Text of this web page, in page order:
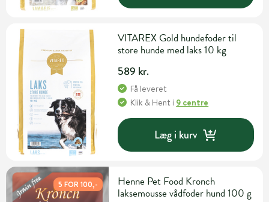
VITAREX Gold hundefoder til
store hunde med laks 10 kg
589 kr.
Få leveret
Klik & Hent i 9 centre
Læg i kurv
5 FOR 100,-
Henne Pet Food Kronch
laksemousse vådfoder hund 100 g